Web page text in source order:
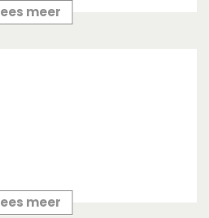
Bestel nu je Weber
of kom langs in ons
meer
meer